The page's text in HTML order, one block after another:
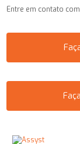
Entre em contato